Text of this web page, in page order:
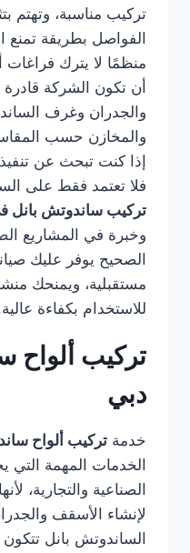
تركيب مناسبة، وتهتم
الفواصل بطريقة تمنع
منظمًا لا يترك
أن تكون الشركة
والجدران وغرف
والمخازن حسب
إذا كنت تبحث عن
فلا تعتمد فقط على
تركيب ساندوتش بانل
وخبرة في المشاريع
الصحيح يوفر عليك
مستقبلية، ويمنحك
للاستخدام بكفاءة
تركيب ألواح
دبي
خدمة تركيب ألواح
الخدمات المهمة التي
الصناعية والتجارية،
لإنشاء الأسقف
الساندوتش بانل